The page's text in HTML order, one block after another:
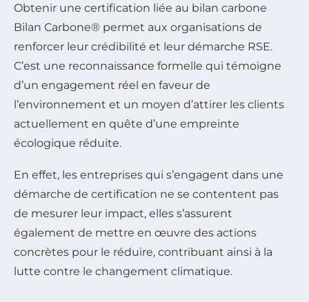
Obtenir une certification liée au bilan carbone
Bilan Carbone® permet aux organisations de
renforcer leur crédibilité et leur démarche RSE.
C’est une reconnaissance formelle qui témoigne
d’un engagement réel en faveur de
l’environnement et un moyen d’attirer les clients
actuellement en quête d’une empreinte
écologique réduite.
En effet, les entreprises qui s’engagent dans une
démarche de certification ne se contentent pas
de mesurer leur impact, elles s’assurent
également de mettre en œuvre des actions
concrètes pour le réduire, contribuant ainsi à la
lutte contre le changement climatique.